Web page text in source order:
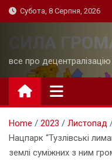
Skip
to
Субота, 8 Серпня, 2026
СИЛА
все про
Home 2023 Листопад
Нацпарк “Тузлівські
землі суміжних з ним